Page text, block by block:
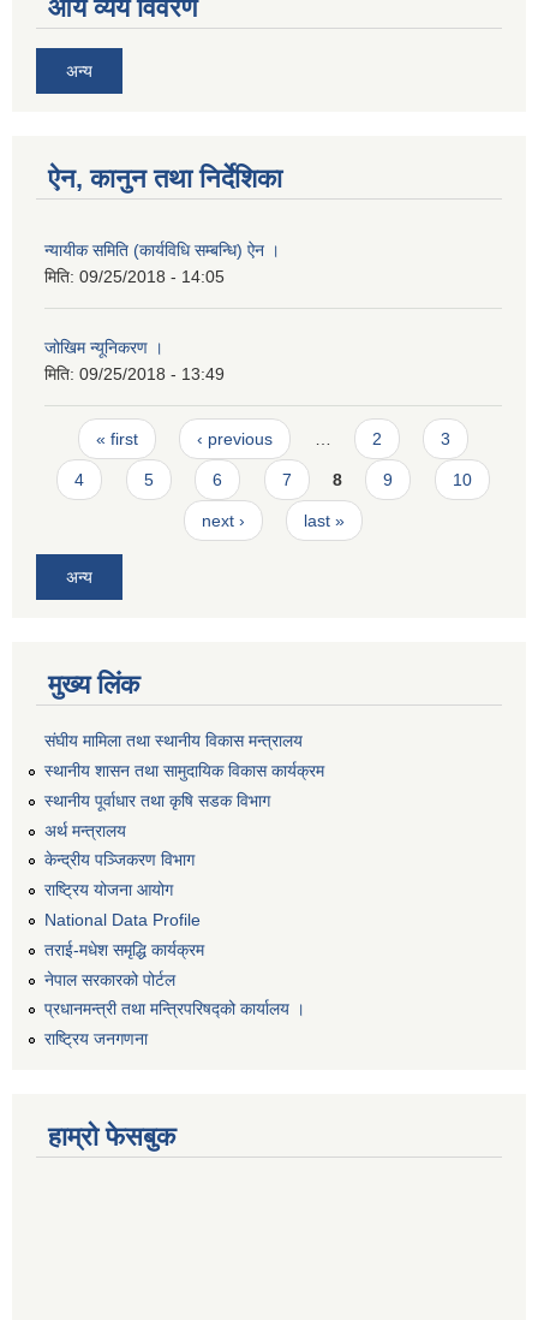
आय व्यय विवरण
अन्य
ऐन, कानुन तथा निर्देशिका
न्यायीक समिति (कार्यविधि सम्बन्धि) ऐन ।
मिति: 09/25/2018 - 14:05
जोखिम न्यूनिकरण ।
मिति: 09/25/2018 - 13:49
Pages
« first ‹ previous 2 3
4 5 6 7 8 9 10
next › last »
अन्य
मुख्य लिंक
संघीय मामिला तथा स्थानीय विकास मन्त्रालय
स्थानीय शासन तथा सामुदायिक विकास कार्यक्रम
स्थानीय पूर्वाधार तथा कृषि सडक विभाग
अर्थ मन्त्रालय
केन्द्रीय पञ्जिकरण विभाग
राष्ट्रिय योजना आयोग
National Data Profile
तराई-मधेश समृद्धि कार्यक्रम
नेपाल सरकारको पोर्टल
प्रधानमन्त्री तथा मन्त्रिपरिषद्को कार्यालय ।
राष्ट्रिय जनगणना
हाम्रो फेसबुक